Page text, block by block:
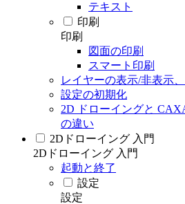
テキスト
印刷
印刷
図面の印刷
スマート印刷
レイヤーの表示/非表示
設定の初期化
2D ドローイングと
の違い
2Dドローイング 入門
2Dドローイング 入門
起動と終了
設定
設定